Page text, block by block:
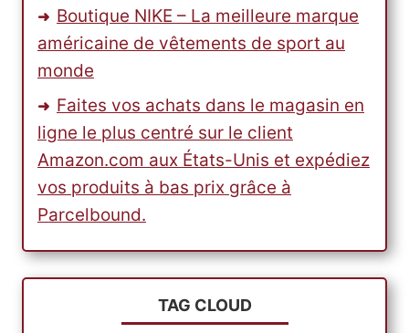
Boutique NIKE – La meilleure marque
américaine de vêtements de sport au
monde
Faites vos achats dans le magasin en
ligne le plus centré sur le client
Amazon.com aux États-Unis et expédiez
vos produits à bas prix grâce à
Parcelbound.
TAG CLOUD